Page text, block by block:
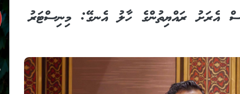
އެރަށު ރައްޔިތުންގެ ހާލު އެނގޭ: މިނިސްޓަރު